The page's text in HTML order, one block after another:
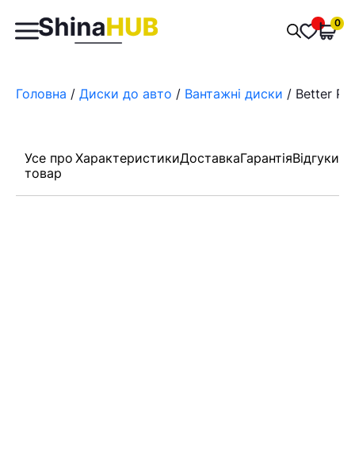
Пошук
товарів
0
Головна / Диски до авто / Вантажні диски / Better
Усе про
товар
ХарактеристикиДоставкаГарантіяВідгуки